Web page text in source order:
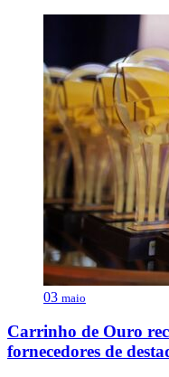
03 maio
Carrinho de Ouro
fornecedores de